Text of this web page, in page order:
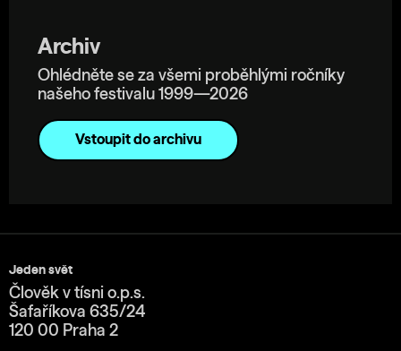
Archiv
Ohlédněte se za všemi proběhlými ročníky
našeho festivalu 1999—2026
Vstoupit do archivu
Jeden svět
Člověk v tísni o.p.s.
Šafaříkova 635/24
120 00 Praha 2